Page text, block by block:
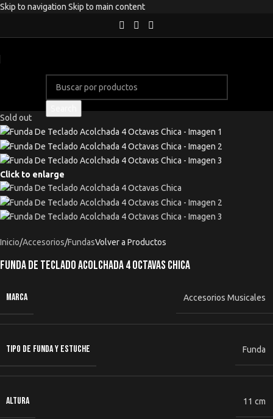
Skip to navigation Skip to main content
Sold out
Click to enlarge
Inicio/Accesorios/FundasVolver a Productos
Funda De Teclado Acolchada 4 Octavas Chica
MARCA Accesorios Musicales
TIPO DE FUNDA Y ESTUCHE Funda
ALTURA 11 cm